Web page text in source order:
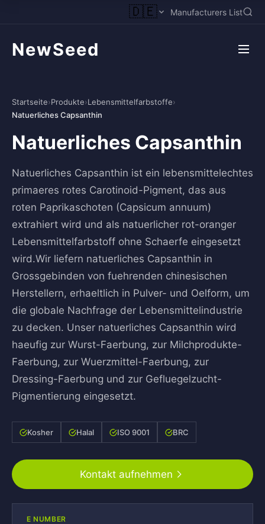
🇩🇪 Manufacturers List
NewSeed
Startseite›Produkte›Lebensmittelfarbstoffe›
Natuerliches Capsanthin
Natuerliches Capsanthin
Natuerliches Capsanthin ist ein lebensmittelechtes
primaeres rotes Carotinoid-Pigment, das aus
roten Paprikaschoten (Capsicum annuum)
extrahiert wird und als natuerlicher rot-oranger
Lebensmittelfarbstoff ohne Schaerfe eingesetzt
wird.Wir liefern natuerliches Capsanthin in
Grossgebinden von fuehrenden chinesischen
Herstellern, erhaeltlich in Pulver- und Oelform, um
die globale Nachfrage der Lebensmittelindustrie
zu decken. Unser natuerliches Capsanthin wird
haeufig zur Wurst-Faerbung, zur Milchprodukte-
Faerbung, zur Wuerzmittel-Faerbung, zur
Dressing-Faerbung und zur Gefluegelzucht-
Pigmentierung eingesetzt.
Kosher Halal ISO 9001 BRC
Kontakt aufnehmen
E NUMBER